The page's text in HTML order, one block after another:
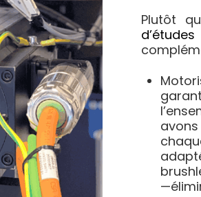
Plutôt
d’études